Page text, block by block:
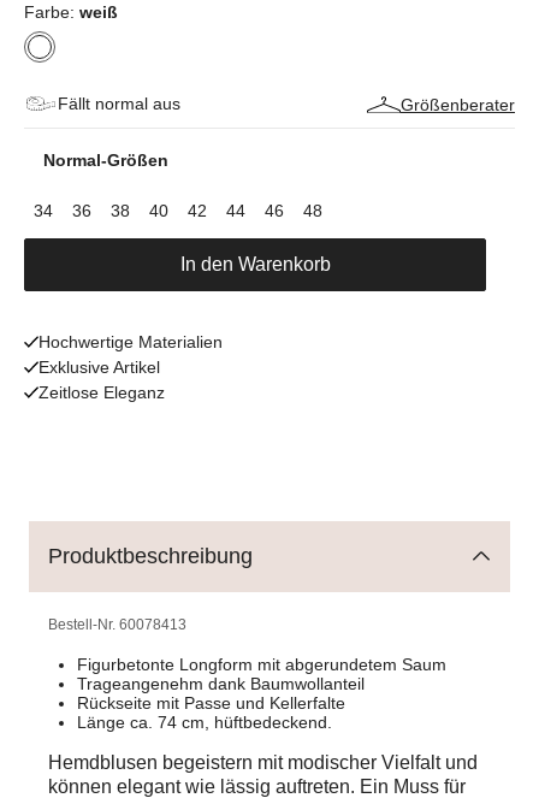
Farbe: weiß
Fällt normal aus Größenberater
Normal-Größen
34 36 38 40 42 44 46 48
In den Warenkorb
Hochwertige Materialien
Exklusive Artikel
Zeitlose Eleganz
Produktbeschreibung
Bestell-Nr. 60078413
Figurbetonte Longform mit abgerundetem Saum
Trageangenehm dank Baumwollanteil
Rückseite mit Passe und Kellerfalte
Länge ca. 74 cm, hüftbedeckend.
Hemdblusen begeistern mit modischer Vielfalt und
können elegant wie lässig auftreten. Ein Muss für